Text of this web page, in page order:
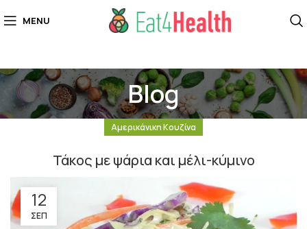
MENU
Blog
Αμερικάνικη Κουζίνα
Τάκος με ψάρια και μέλι-κύμινο
12
ΣΕΠ